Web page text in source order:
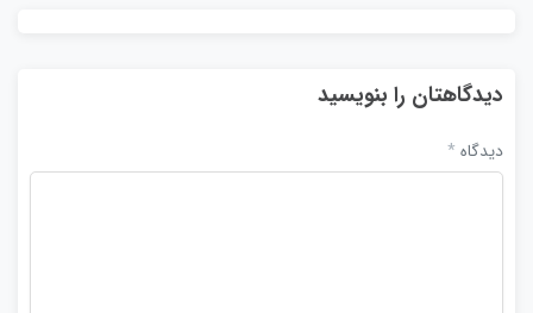
دیدگاهتان را بنویسید
دیدگاه *